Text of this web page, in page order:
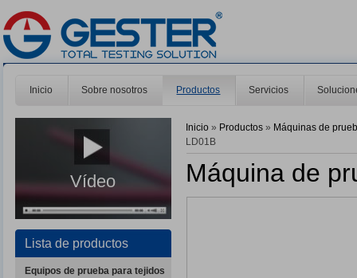
Inicio Sobre nosotros Productos Servicios
Vídeo
Lista de productos
Equipos de prueba para tejidos
Inicio » Productos» Máquinas de
LD01B
Máquina de